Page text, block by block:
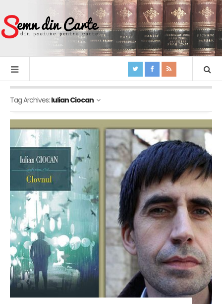
Tag Archives: Iulian Ciocan